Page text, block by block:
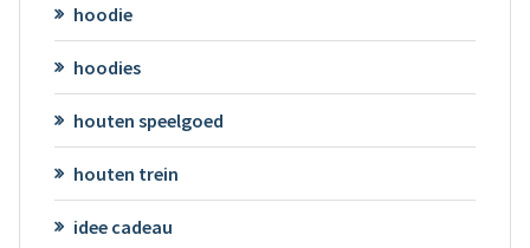
hoodie
hoodies
houten speelgoed
houten trein
idee cadeau